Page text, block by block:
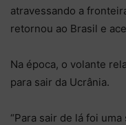
atravessando a
retornou ao Brasil e
Na época, o volante
para sair da Ucrânia.
“Para sair de lá foi